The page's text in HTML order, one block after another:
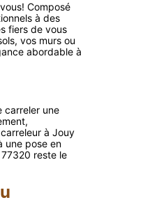
Composé
à des
fiers de vous
vos murs ou
abordable à
carreler une
à Jouy
une pose en
reste le